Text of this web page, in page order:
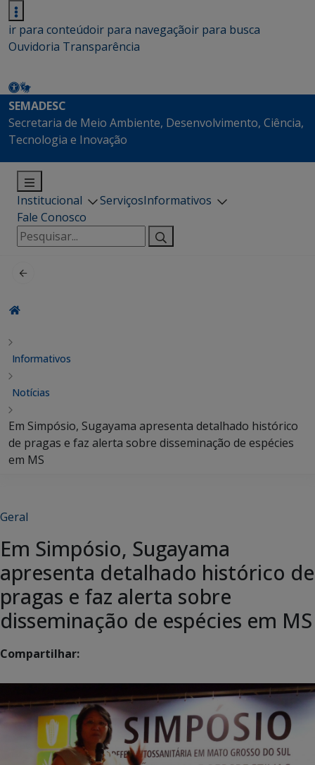
ir para conteúdoir para navegaçãoir para busca
Ouvidoria Transparência
SEMADESC
Secretaria de Meio Ambiente, Desenvolvimento, Ciência,
Tecnologia e Inovação
Institucional ServiçosInformativos
Fale Conosco
Pesquisar
por:
Informativos
Notícias
Em Simpósio, Sugayama apresenta detalhado histórico
de pragas e faz alerta sobre disseminação de espécies
em MS
Geral
Em Simpósio, Sugayama
apresenta detalhado histórico de
pragas e faz alerta sobre
disseminação de espécies em MS
Compartilhar: